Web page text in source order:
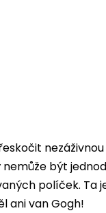
být
políček.
ani van Gogh!